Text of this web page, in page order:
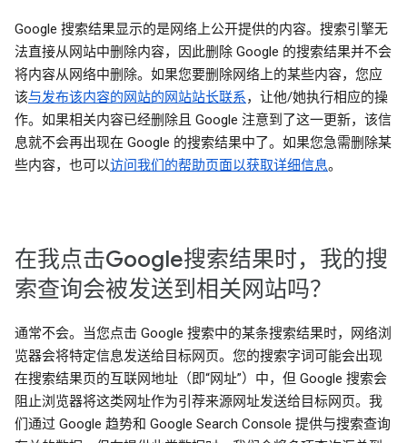
Google 搜索结果显示的是网络上公开提供的内容。搜索引擎无
法直接从网站中删除内容，因此删除 Google 的搜索结果并不会
将内容从网络中删除。如果您要删除网络上的某些内容，您应
该与发布该内容的网站的网站站长联系，让他/她执行相应的操
作。如果相关内容已经删除且 Google 注意到了这一更新，该信
息就不会再出现在 Google 的搜索结果中了。如果您急需删除某
些内容，也可以访问我们的帮助页面以获取详细信息。
在我点击Google搜索结果时，我的搜
索查询会被发送到相关网站吗？
通常不会。当您点击 Google 搜索中的某条搜索结果时，网络浏
览器会将特定信息发送给目标网页。您的搜索字词可能会出现
在搜索结果页的互联网地址（即“网址”）中，但 Google 搜索会
阻止浏览器将这类网址作为引荐来源网址发送给目标网页。我
们通过 Google 趋势和 Google Search Console 提供与搜索查询